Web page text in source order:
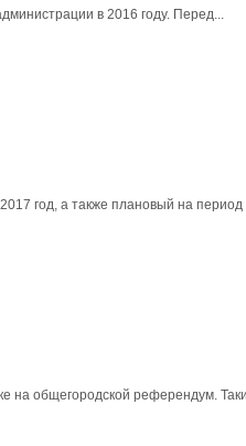
в 2016 году. Перед...
год, а также плановый на
на общегородской референдум.